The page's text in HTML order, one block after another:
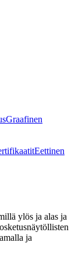
Graafinen
Eettinen
ylös ja alas ja
ja